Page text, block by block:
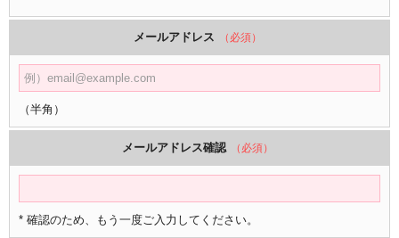
メールアドレス （必須）
（半角）
メールアドレス確認 （必須）
* 確認のため、もう一度ご入力してください。